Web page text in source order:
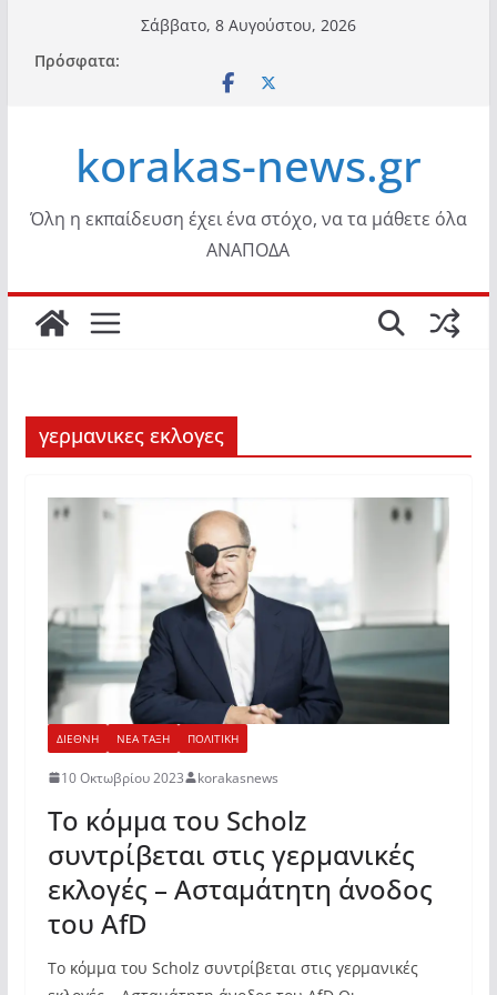
περιεχόμενο
Σάββατο, 8 Αυγούστου, 2026
Πρόσφατα:
korakas-news.gr
Όλη η εκπαίδευση έχει ένα στόχο, να τα μάθετε όλα
ΑΝΑΠΟΔΑ
γερμανικες εκλογες
ΔΙΕΘΝΗ ΝΕΑ ΤΑΞΗ ΠΟΛΙΤΙΚΗ
10 Οκτωβρίου 2023 korakasnews
Το κόμμα του Scholz
συντρίβεται στις γερμανικές
εκλογές – Ασταμάτητη άνοδος
του AfD
Το κόμμα του Scholz συντρίβεται στις γερμανικές